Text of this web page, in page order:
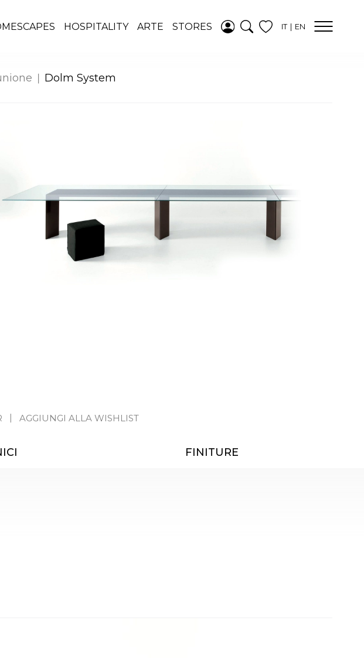
AGGIUNTO ALLA
WISHLIST
HOSPITALITY ARTE STORES IT EN
Dolm System
AGGIUNGI ALLA WISHLIST
FINITURE